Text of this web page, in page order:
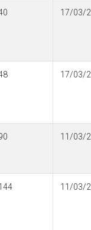
17/03/
17/03/
11/03/
11/03/